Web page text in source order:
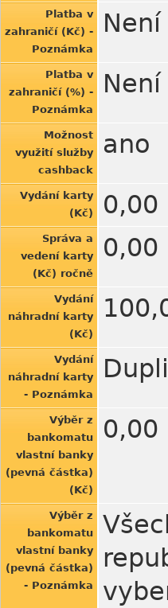
Platba v
zahraničí (Kč) -
Poznámka
Není
Platba v
zahraničí (%) -
Poznámka
Není
Možnost
využití služby
cashback
ano
Vydání karty
(Kč)
0,00
Správa a
vedení karty
(Kč) ročně
0,00
Vydání
náhradní karty
(Kč)
Vydání
náhradní karty
- Poznámka
Výběr z
bankomatu
vlastní banky
(pevná částka)
(Kč)
0,00
Výběr z
bankomatu
vlastní banky
(pevná částka)
- Poznámka